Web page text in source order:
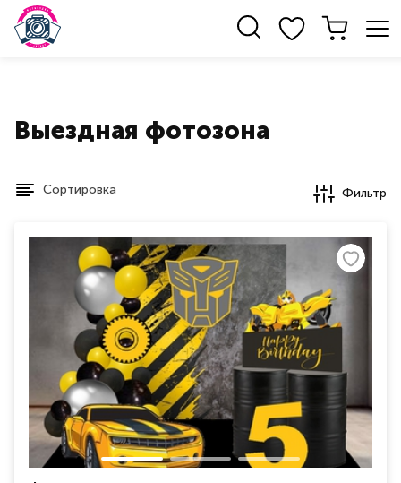
Выездная фотозона
Сортировка Фильтр